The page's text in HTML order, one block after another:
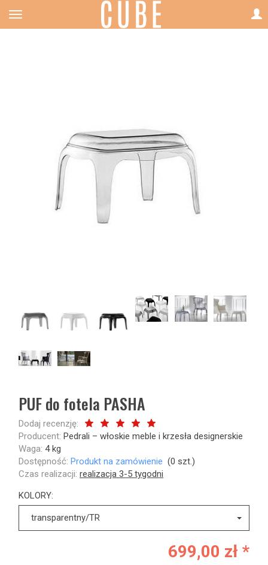
PUF do fotela PASHA
Dodaj recenzję:
Producent: Pedrali – włoskie meble i krzesła designerskie
Waga: 4kg
Dostępność: Produkt na zamówienie (0 szt.)
Czas realizacji: realizacja 3-5 tygodni
KOLORY:
transparentny/TR
699,00 zł *